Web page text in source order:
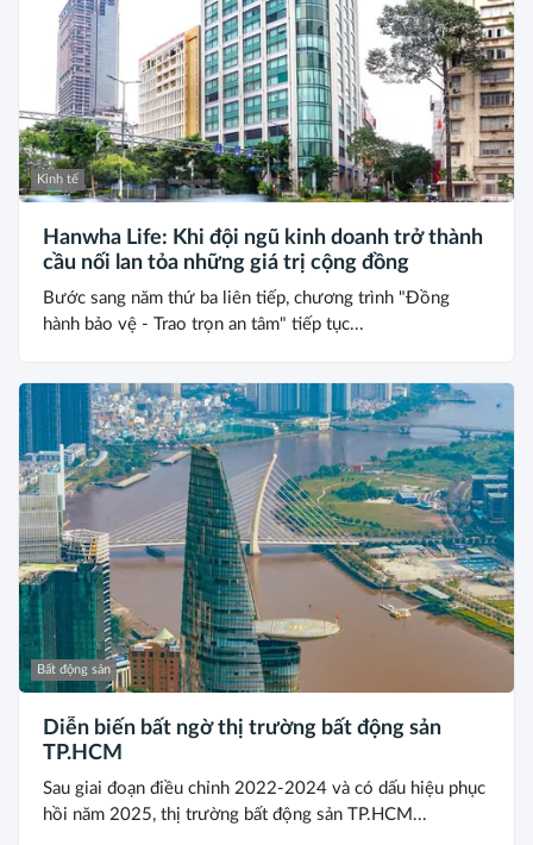
Kinh tế
Hanwha Life: Khi đội ngũ kinh doanh trở thành
cầu nối lan tỏa những giá trị cộng đồng
Bước sang năm thứ ba liên tiếp, chương trình "Đồng
hành bảo vệ - Trao trọn an tâm" tiếp tục...
Bất động sản
Diễn biến bất ngờ thị trường bất động sản
TP.HCM
Sau giai đoạn điều chỉnh 2022-2024 và có dấu hiệu phục
hồi năm 2025, thị trường bất động sản TP.HCM...